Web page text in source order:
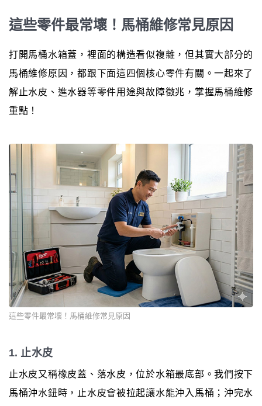
這些零件最常壞！馬桶維修常見原因
打開馬桶水箱蓋，裡面的構造看似複雜，但其實大部分的
馬桶維修原因，都跟下面這四個核心零件有關。一起來了
解止水皮、進水器等零件用途與故障徵兆，掌握馬桶維修
重點！
這些零件最常壞！馬桶維修常見原因
1. 止水皮
止水皮又稱橡皮蓋、落水皮，位於水箱最底部。我們按下
馬桶沖水鈕時，止水皮會被拉起讓水能沖入馬桶；沖完水